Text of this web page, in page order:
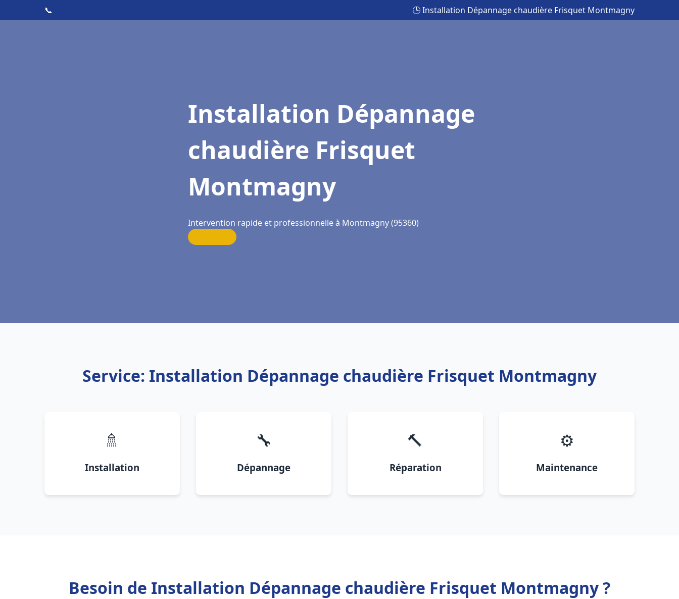
📞 🕒 Installation Dépannage chaudière Frisquet Montmagny
Installation Dépannage
chaudière Frisquet
Montmagny
Intervention rapide et professionnelle à Montmagny (95360)
Service: Installation Dépannage chaudière Frisquet Montmagny
🚿
Installation
🔧
Dépannage
🔨
Réparation
⚙️
Maintenance
Besoin de Installation Dépannage chaudière Frisquet Montmagny ?